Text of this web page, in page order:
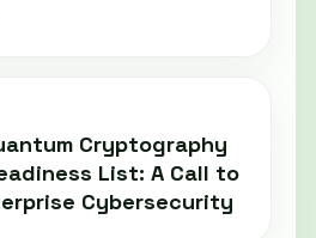
Cryptography
List: A Call to
Cybersecurity